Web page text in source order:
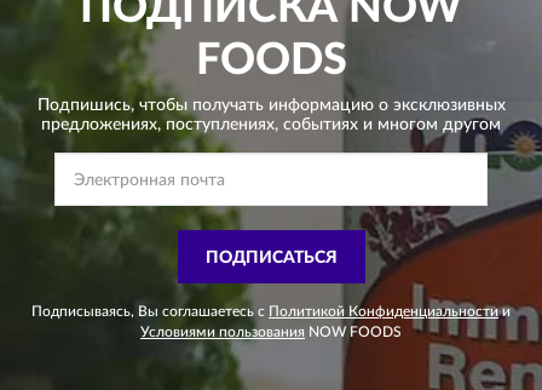
FOODS
Подпишись, чтобы получать информацию о эксклюзивных
предложениях, поступлениях, событиях и многом другом
ПОДПИСАТЬСЯ
Подписываясь, Вы соглашаетесь с Политикой Конфиденциальности и
Условиями пользования NOW FOODS